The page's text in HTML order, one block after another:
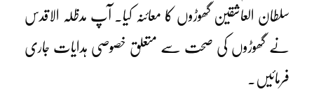
سلطان العاشقین گھوڑوں کا معائنہ کیا۔ آپ مدظلہ الاقدس
نے گھوڑوں کی صحت سے متعلق خصوصی ہدایات جاری
فرمائیں۔